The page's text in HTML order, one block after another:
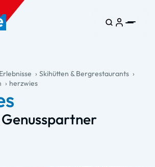
springen
Skihütten & Bergrestaurants
herzwies